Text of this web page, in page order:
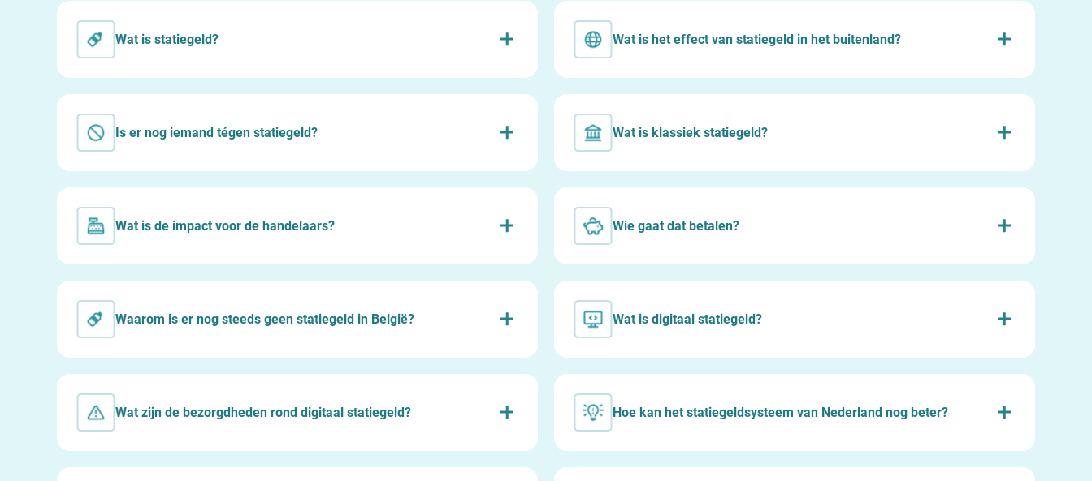
Wat is statiegeld? Wat is het effect van statiegeld in het buitenland?
Is er nog iemand tégen statiegeld? Wat is klassiek statiegeld?
Wat is de impact voor de handelaars? Wie gaat dat betalen?
Waarom is er nog steeds geen statiegeld in België? Wat is digitaal statiegeld?
Wat zijn de bezorgdheden rond digitaal statiegeld? Hoe kan het statiegeldsysteem van Nederland nog beter?